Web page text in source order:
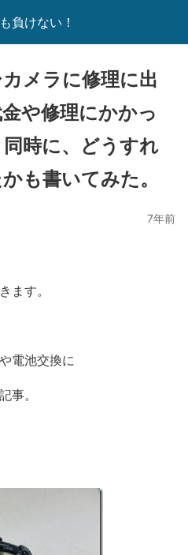
負けない！
メラに修理に出
や修理にかかっ
時に、どうすれ
も書いてみた。
7年前
ます。
電池交換に
事。